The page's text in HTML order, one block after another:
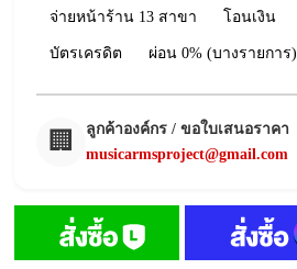
จ่ายหน้าร้าน 13 สาขา โอนเงิน
บัตรเครดิต ผ่อน 0% (บางรายการ)
🏢
ลูกค้าองค์กร / ขอใบเสนอราคา
musicarmsproject@gmail.com